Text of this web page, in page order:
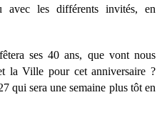
les différents invités, en
ses 40 ans, que vont nous
la Ville pour cet anniversaire ?
qui sera une semaine plus tôt en